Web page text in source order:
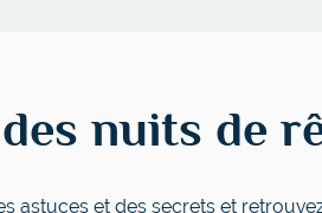
nuits de
astuces et des secrets et